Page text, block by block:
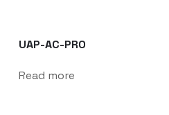
UAP-AC-PRO
Read more